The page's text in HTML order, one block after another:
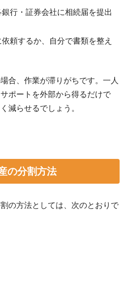
銀行・証券会社に相続届を提出
依頼するか、自分で書類を整え
合、作業が滞りがちです。一人
ポートを外部から得るだけで
減らせるでしょう。
の分割方法
の方法としては、次のとおりで